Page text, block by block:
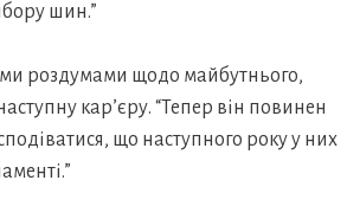
шин.”
роздумами щодо майбутнього,
кар’єру. “Тепер він повинен
що наступного року у них